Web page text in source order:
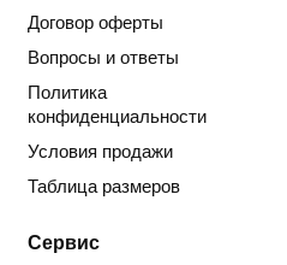
Договор оферты
Вопросы и ответы
Политика
конфиденциальности
Условия продажи
Таблица размеров
Сервис